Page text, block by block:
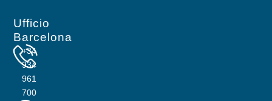
Ufficio
Barcelona
+34
934
961
700